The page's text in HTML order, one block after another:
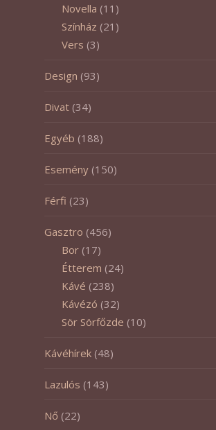
Novella (11)
Színház (21)
Vers (3)
Design (93)
Divat (34)
Egyéb (188)
Esemény (150)
Férfi (23)
Gasztro (456)
Bor (17)
Étterem (24)
Kávé (238)
Kávézó (32)
Sör Sörfőzde (10)
Kávéhírek (48)
Lazulós (143)
Nő (22)